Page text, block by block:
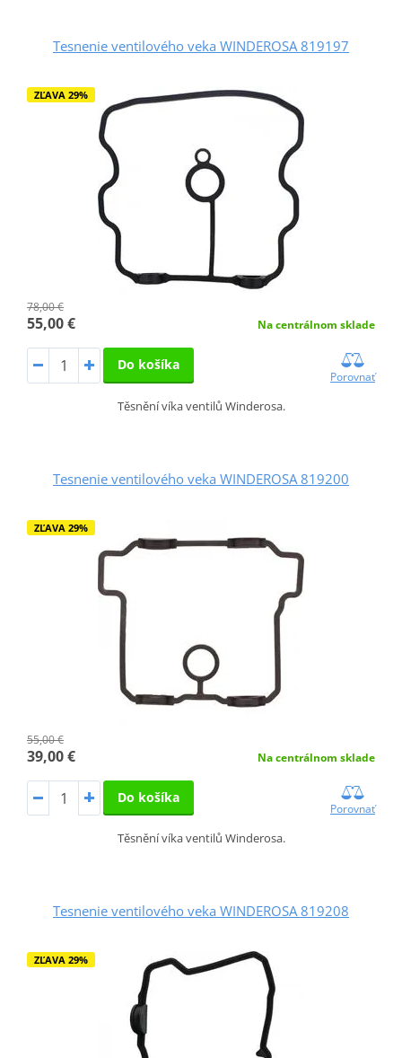
Tesnenie ventilového veka WINDEROSA 819197
ZĽAVA 29%
78,00 €
55,00 € Na centrálnom sklade
Do košíka
Porovnať
Těsnění víka ventilů Winderosa.
Tesnenie ventilového veka WINDEROSA 819200
ZĽAVA 29%
55,00 €
39,00 € Na centrálnom sklade
Do košíka
Porovnať
Těsnění víka ventilů Winderosa.
Tesnenie ventilového veka WINDEROSA 819208
ZĽAVA 29%